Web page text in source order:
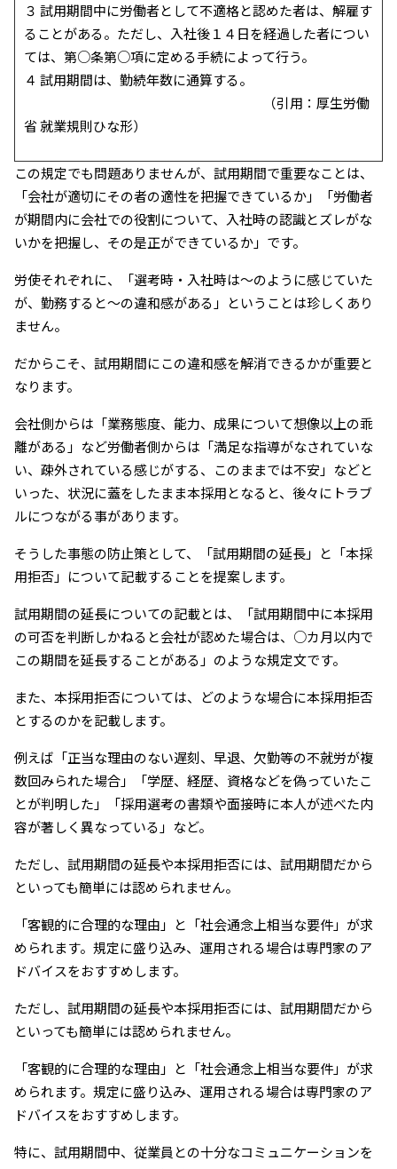
３ 試用期間中に労働者として不適格と認めた者は、解雇す
ることがある。ただし、入社後１４日を経過した者につい
ては、第○条第○項に定める手続によって行う。
４ 試用期間は、勤続年数に通算する。
（引用：厚生労働
省 就業規則ひな形）
この規定でも問題ありませんが、試用期間で重要なことは、
「会社が適切にその者の適性を把握できているか」「労働者
が期間内に会社での役割について、入社時の認識とズレがな
いかを把握し、その是正ができているか」です。
労使それぞれに、「選考時・入社時は〜のように感じていた
が、勤務すると〜の違和感がある」ということは珍しくあり
ません。
だからこそ、試用期間にこの違和感を解消できるかが重要と
なります。
会社側からは「業務態度、能力、成果について想像以上の乖
離がある」など労働者側からは「満足な指導がなされていな
い、疎外されている感じがする、このままでは不安」などと
いった、状況に蓋をしたまま本採用となると、後々にトラブ
ルにつながる事があります。
そうした事態の防止策として、「試用期間の延長」と「本採
用拒否」について記載することを提案します。
試用期間の延長についての記載とは、「試用期間中に本採用
の可否を判断しかねると会社が認めた場合は、○カ月以内で
この期間を延長することがある」のような規定文です。
また、本採用拒否については、どのような場合に本採用拒否
とするのかを記載します。
例えば「正当な理由のない遅刻、早退、欠勤等の不就労が複
数回みられた場合」「学歴、経歴、資格などを偽っていたこ
とが判明した」「採用選考の書類や面接時に本人が述べた内
容が著しく異なっている」など。
ただし、試用期間の延長や本採用拒否には、試用期間だから
といっても簡単には認められません。
「客観的に合理的な理由」と「社会通念上相当な要件」が求
められます。規定に盛り込み、運用される場合は専門家のア
ドバイスをおすすめします。
ただし、試用期間の延長や本採用拒否には、試用期間だから
といっても簡単には認められません。
「客観的に合理的な理由」と「社会通念上相当な要件」が求
められます。規定に盛り込み、運用される場合は専門家のア
ドバイスをおすすめします。
特に、試用期間中、従業員との十分なコミュニケーションを